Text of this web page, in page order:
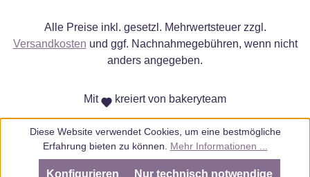
Alle Preise inkl. gesetzl. Mehrwertsteuer zzgl.
Versandkosten und ggf. Nachnahmegebühren, wenn nicht
anders angegeben.
Mit kreiert von bakeryteam
Diese Website verwendet Cookies, um eine bestmögliche
Erfahrung bieten zu können. Mehr Informationen ...
Nur technisch notwendige
Konfigurieren